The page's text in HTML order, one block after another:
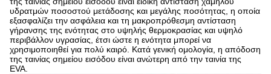
υδρατμών ποσοστού μετάδοσης και μεγάλης ποσότητας, η οποία
εξασφαλίζει την ασφάλεια και τη μακροπρόθεσμη αντίσταση
γήρανσης της ενότητας στο υψηλής θερμοκρασίας και υψηλό
περιβάλλον υγρασίας, έτσι ώστε η ενότητα μπορεί να
χρησιμοποιηθεί για πολύ καιρό. Κατά γενική ομολογία, η απόδοση
της ταινίας σημείου εισόδου είναι ανώτερη από την ταινία της
EVA.